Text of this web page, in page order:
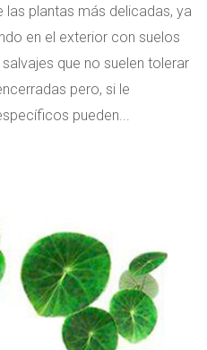
las plantas más delicadas, ya
en el exterior con suelos
que no suelen tolerar
pero, si le
pueden...